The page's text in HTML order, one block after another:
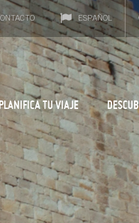
ESPAÑOL
TU VIAJE